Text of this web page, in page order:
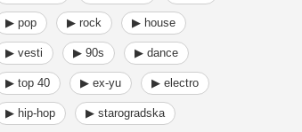
▶ pop ▶ rock ▶ house
▶ vesti ▶ 90s ▶ dance
▶ top 40 ▶ ex-yu ▶ electro
▶ hip-hop ▶ starogradska